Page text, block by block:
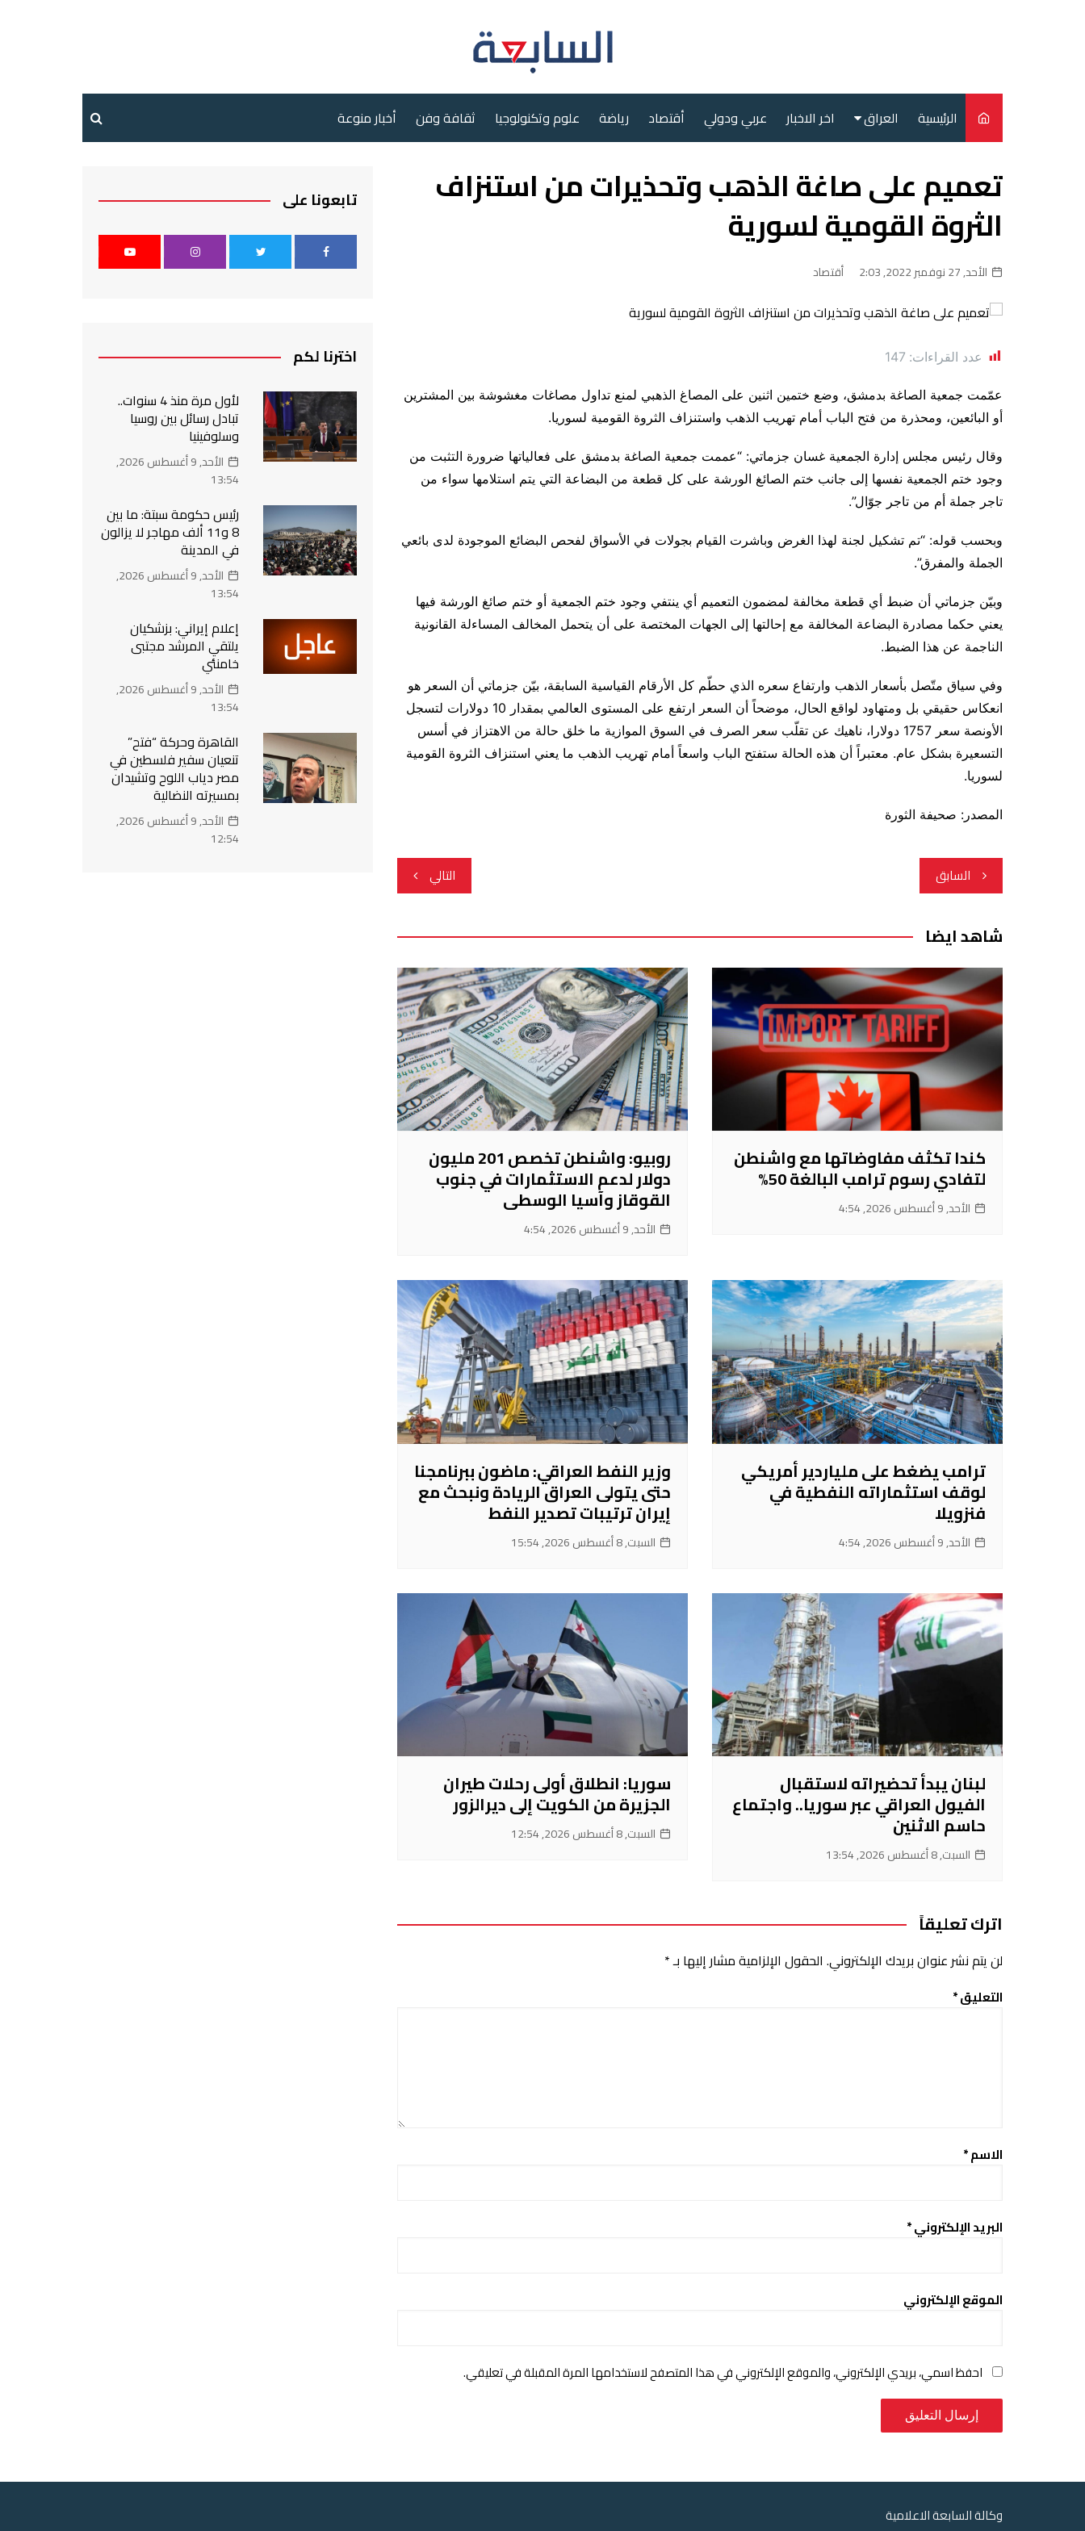
الرئيسية العراق
سياسة
محليات
اخر الاخبار عربي ودولي أقتصاد رياضة علوم وتكنولوجيا ثقافة وفن أخبار منوعة
تعميم على صاغة الذهب وتحذيرات من استنزاف
الثروة القومية لسورية
الأحد, 27 نوفمبر 2022, 2:03 أقتصاد
عدد القراءات: 147
عمّمت جمعية الصاغة بدمشق، وضع ختمين اثنين على المصاغ الذهبي لمنع تداول مصاغات مغشوشة بين المشترين
أو البائعين، ومحذرة من فتح الباب أمام تهريب الذهب واستنزاف الثروة القومية لسوريا.
وقال رئيس مجلس إدارة الجمعية غسان جزماتي: “عممت جمعية الصاغة بدمشق على فعالياتها ضرورة التثبت من
وجود ختم الجمعية نفسها إلى جانب ختم الصائغ الورشة على كل قطعة من البضاعة التي يتم استلامها سواء من
تاجر جملة أم من تاجر جوّال”.
وبحسب قوله: “تم تشكيل لجنة لهذا الغرض وباشرت القيام بجولات في الأسواق لفحص البضائع الموجودة لدى بائعي
الجملة والمفرق”.
وبيّن جزماتي أن ضبط أي قطعة مخالفة لمضمون التعميم أي ينتفي وجود ختم الجمعية أو ختم صائغ الورشة فيها
يعني حكما مصادرة البضاعة المخالفة مع إحالتها إلى الجهات المختصة على أن يتحمل المخالف المساءلة القانونية
الناجمة عن هذا الضبط.
وفي سياق متّصل بأسعار الذهب وارتفاع سعره الذي حطّم كل الأرقام القياسية السابقة، بيّن جزماتي أن السعر هو
انعكاس حقيقي بل ومتهاود لواقع الحال، موضحاً أن السعر ارتفع على المستوى العالمي بمقدار 10 دولارات لتسجل
الأونصة سعر 1757 دولارا، ناهيك عن تقلّب سعر الصرف في السوق الموازية ما خلق حالة من الاهتزاز في أسس
التسعيرة بشكل عام. معتبراً أن هذه الحالة ستفتح الباب واسعاً أمام تهريب الذهب ما يعني استنزاف الثروة القومية
لسوريا.
المصدر: صحيفة الثورة
تصفّح
المقالات
السابق التالي
شاهد ايضا
كندا تكثف مفاوضاتها مع واشنطن
لتفادي رسوم ترامب البالغة 50%
الأحد, 9 أغسطس 2026, 4:54
روبيو: واشنطن تخصص 201 مليون
دولار لدعم الاستثمارات في جنوب
القوقاز وآسيا الوسطى
الأحد, 9 أغسطس 2026, 4:54
ترامب يضغط على ملياردير أمريكي
لوقف استثماراته النفطية في
فنزويلا
الأحد, 9 أغسطس 2026, 4:54
وزير النفط العراقي: ماضون ببرنامجنا
حتى يتولى العراق الريادة ونبحث مع
إيران ترتيبات تصدير النفط
السبت, 8 أغسطس 2026, 15:54
لبنان يبدأ تحضيراته لاستقبال
الفيول العراقي عبر سوريا.. واجتماع
حاسم الاثنين
السبت, 8 أغسطس 2026, 13:54
سوريا: انطلاق أولى رحلات طيران
الجزيرة من الكويت إلى ديرالزور
السبت, 8 أغسطس 2026, 12:54
اترك تعليقاً
لن يتم نشر عنوان بريدك الإلكتروني. الحقول الإلزامية مشار إليها بـ*
التعليق*
الاسم*
البريد الإلكتروني*
الموقع الإلكتروني
احفظ اسمي، بريدي الإلكتروني، والموقع الإلكتروني في هذا المتصفح لاستخدامها المرة المقبلة في تعليقي.
تابعونا على
اخترنا لكم
لأول مرة منذ 4 سنوات..
تبادل رسائل بين روسيا
وسلوفينيا
الأحد, 9 أغسطس 2026,
13:54
رئيس حكومة سبتة: ما بين
8 و11 ألف مهاجر لا يزالون
في المدينة
الأحد, 9 أغسطس 2026,
13:54
إعلام إيراني: بزشكيان
يلتقي المرشد مجتبى
خامنئي
الأحد, 9 أغسطس 2026,
13:54
القاهرة وحركة “فتح”
تنعيان سفير فلسطين في
مصر دياب اللوح وتشيدان
بمسيرته النضالية
الأحد, 9 أغسطس 2026,
12:54
وكالة السابعة الاعلامية